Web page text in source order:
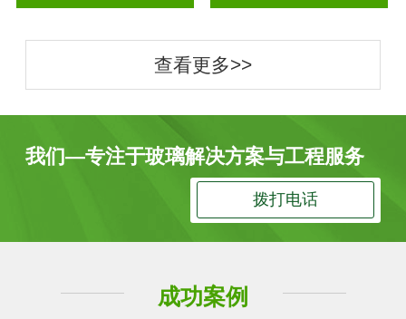
查看更多>>
我们—专注于玻璃解决方案与工程服务
拨打电话
成功案例